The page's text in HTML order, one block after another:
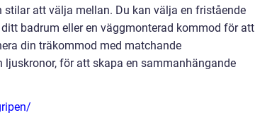
att välja mellan. Du kan välja en fristående
badrum eller en väggmonterad kommod för att
din träkommod med matchande
för att skapa en sammanhängande